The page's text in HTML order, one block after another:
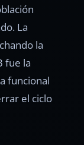
La
la
fue la
funcional
el ciclo